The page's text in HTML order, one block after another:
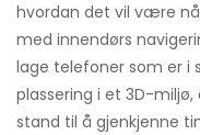
hvordan det vil være
med innendørs
lage telefoner som er i
plassering i et 3D-
stand til å gjenkjenne